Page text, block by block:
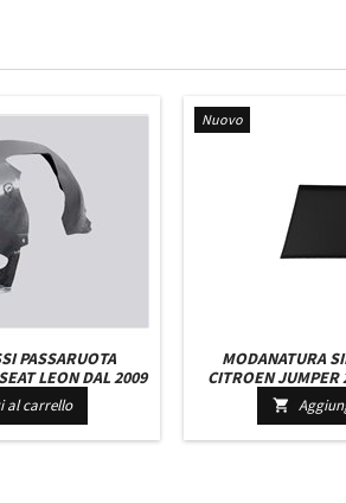
PASSARUOTA
LEON DAL 2009
al carrello
Nuovo
MODANATURA
CITROEN JUMPER
735721546 -
NERA
